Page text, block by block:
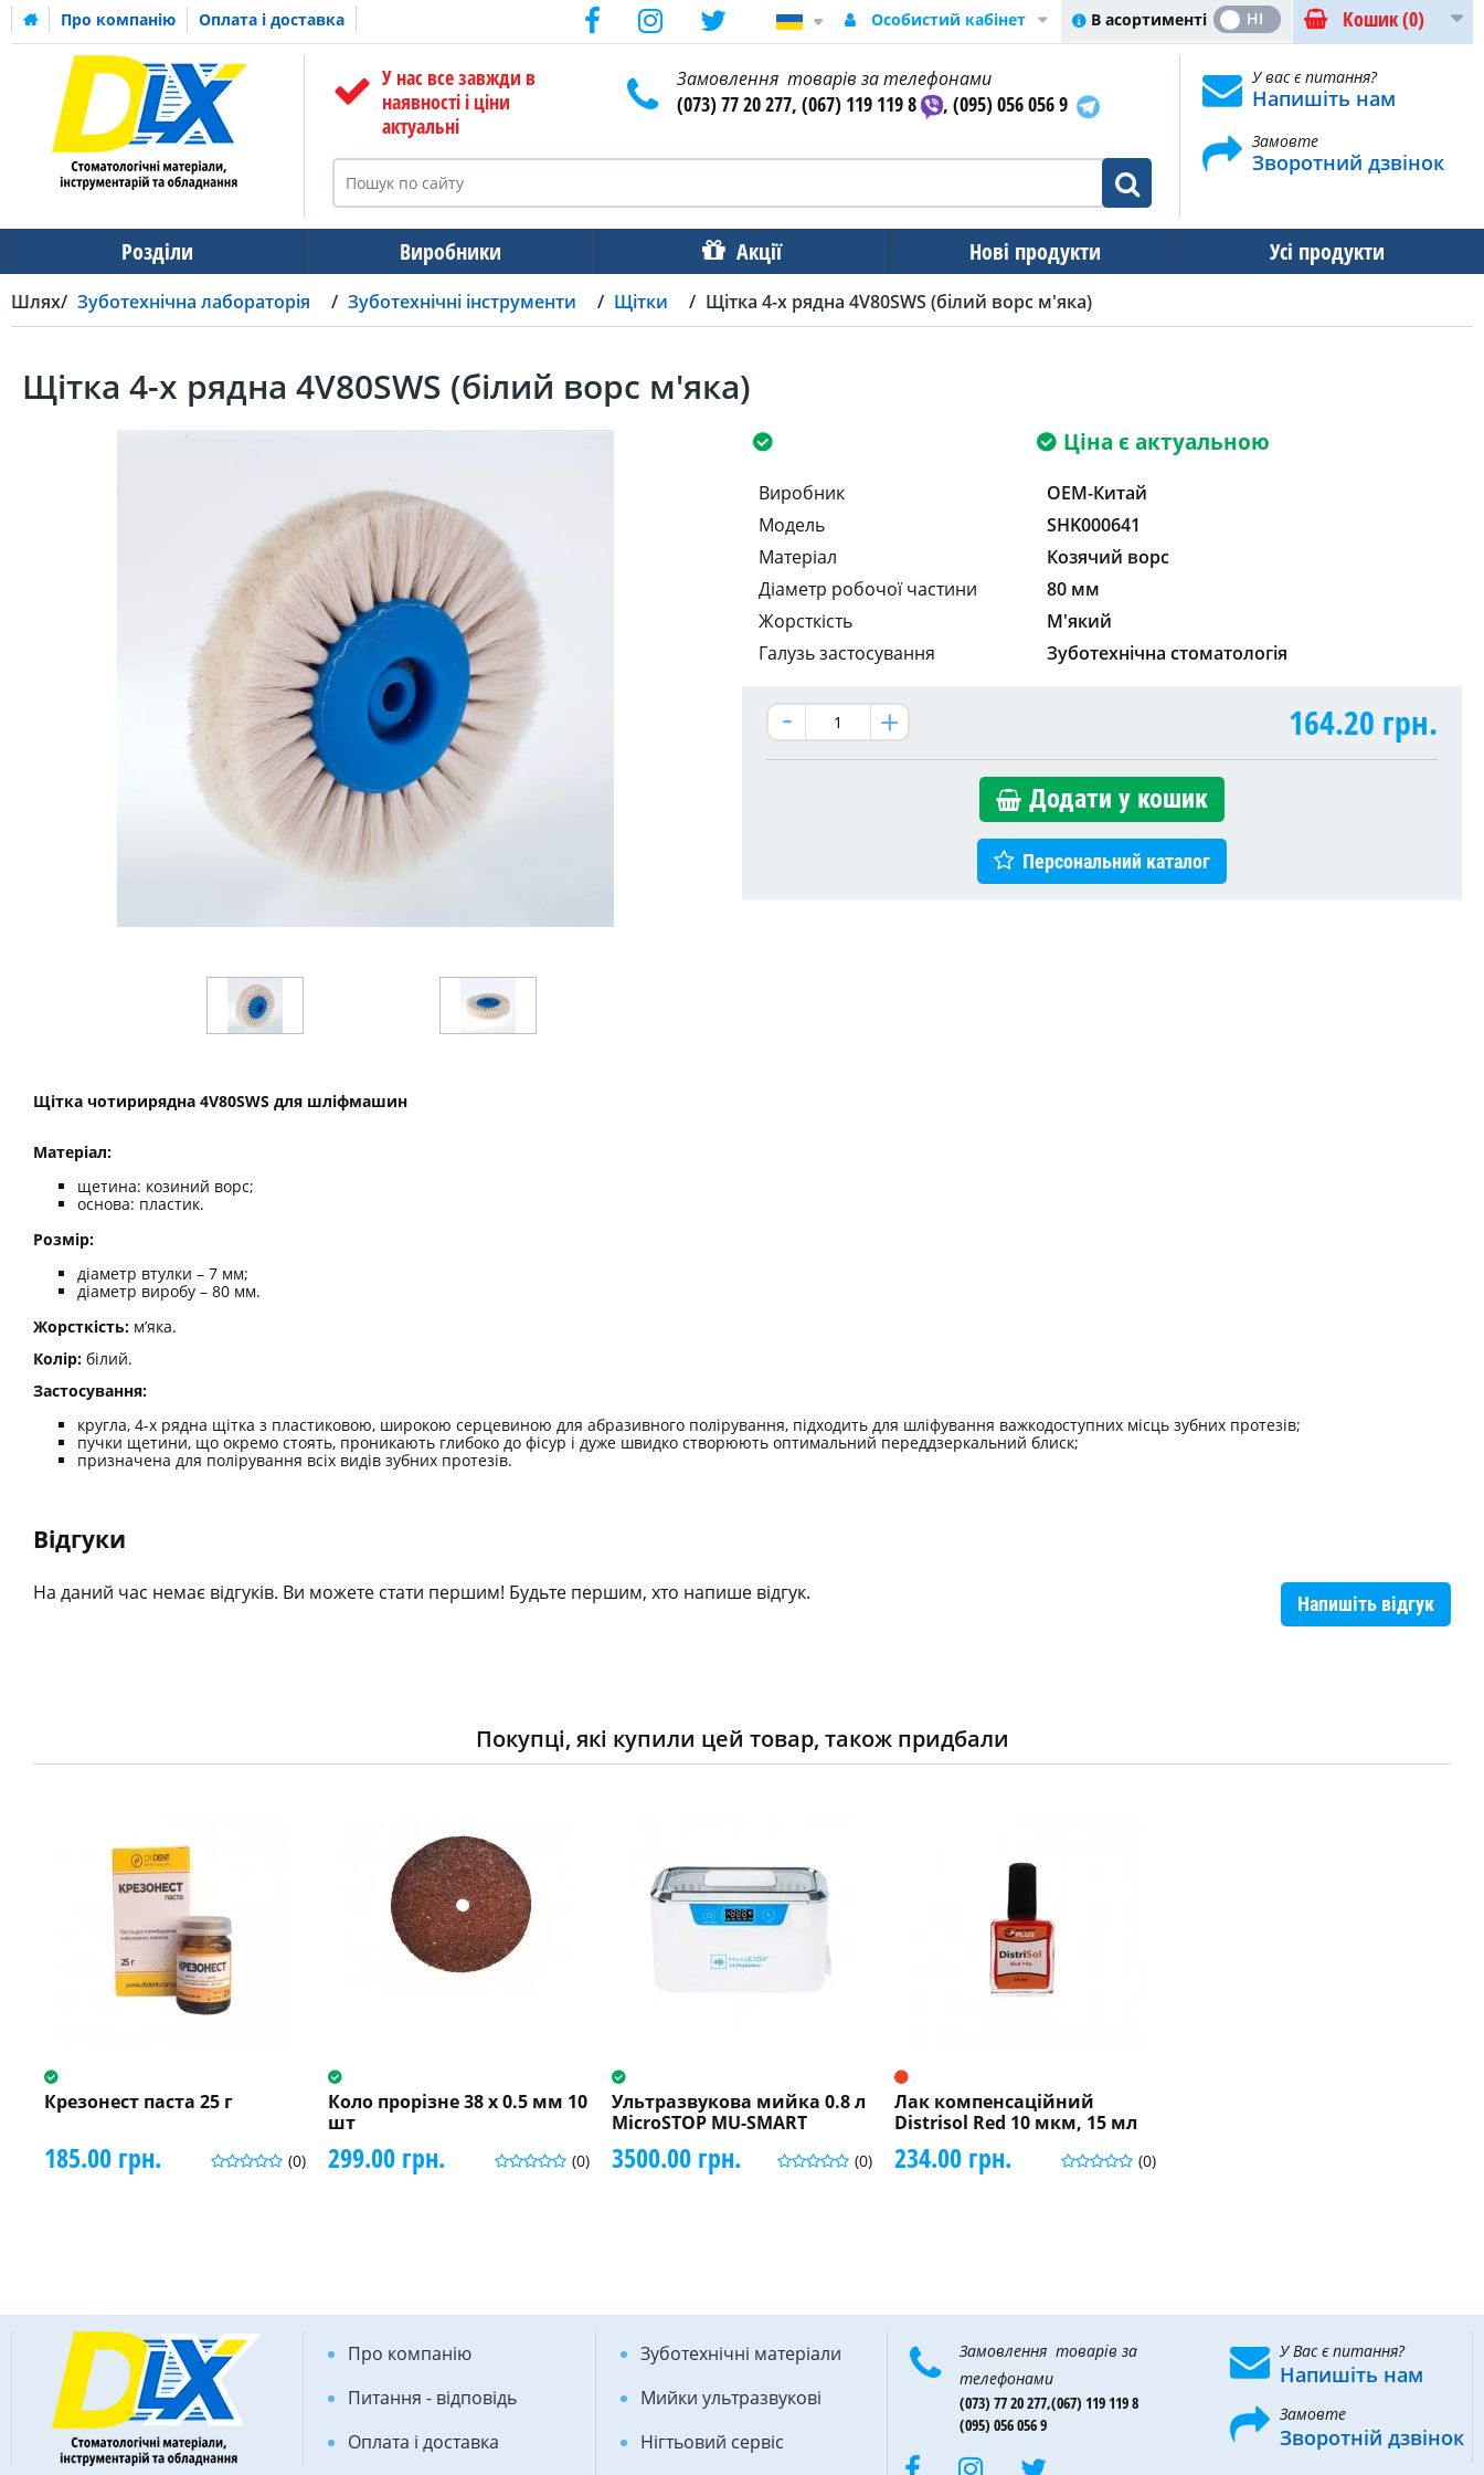
Про компанію Оплата і доставка Кошик(0)
В асортименті
ТАК НІ
Особистий кабінет
У нас все завжди в
наявності і ціни
актуальні
Замовлення товарів за телефонами
(073) 77 20 277, (067) 119 119 8 , (095) 056 056 9
У вас є питання?
Напишіть нам
Замовте
Зворотний дзвінок
Розділи Виробники Акції Нові продукти Усі продукти
Шлях Зуботехнічна лабораторія Зуботехнічні інструменти Щітки Щітка 4-х рядна 4V80SWS (білий ворс м'яка)
Щітка 4-х рядна 4V80SWS (білий ворс м'яка)
Ціна є актуальною
Виробник
OEM-Китай
Модель
SHK000641
Матеріал
Козячий ворс
Діаметр робочої частини
80 мм
Жорсткість
М'який
Галузь застосування
Зуботехнічна стоматологія
164.20 грн.
Додати у кошик
Персональний каталог
Щітка чотирирядна 4V80SWS для шліфмашин
Матеріал:
щетина: козиний ворс;
основа: пластик.
Розмір:
діаметр втулки – 7 мм;
діаметр виробу – 80 мм.
Жорсткість: м’яка.
Колір: білий.
Застосування:
кругла, 4-х рядна щітка з пластиковою, широкою серцевиною для абразивного полірування, підходить для шліфування важкодоступних місць зубних протезів;
пучки щетини, що окремо стоять, проникають глибоко до фісур і дуже швидко створюють оптимальний переддзеркальний блиск;
призначена для полірування всіх видів зубних протезів.
Відгуки
Напишіть відгук
На даний час немає відгуків. Ви можете стати першим! Будьте першим, хто напише відгук.
Покупці, які купили цей товар, також придбали
Крезонест паста 25 г
(0)
185.00 грн.
Коло прорізне 38 x 0.5 мм 10
шт
(0)
299.00 грн.
Ультразвукова мийка 0.8 л
MicroSTOP MU-SMART
(0)
3500.00 грн.
Лак компенсаційний
Distrisol Red 10 мкм, 15 мл
(0)
234.00 грн.
Про компанію
Питання - відповідь
Оплата і доставка
Зуботехнічні матеріали
Мийки ультразвукові
Нігтьовий сервіс
Замовлення товарів за
телефонами
(073) 77 20 277,(067) 119 119 8
(095) 056 056 9
У Вас є питання?
Напишіть нам
Замовте
Зворотній дзвінок